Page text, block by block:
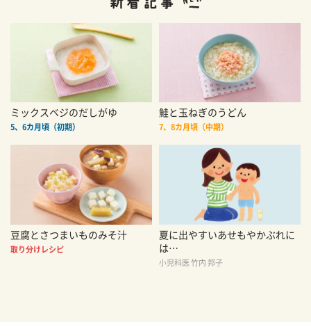
ミックスベジのだしがゆ
5、6カ月頃（初期）
鮭と玉ねぎのうどん
7、8カ月頃（中期）
豆腐とさつまいものみそ汁
取り分けレシピ
夏に出やすいあせもやかぶれに
は…
小児科医 竹内 邦子